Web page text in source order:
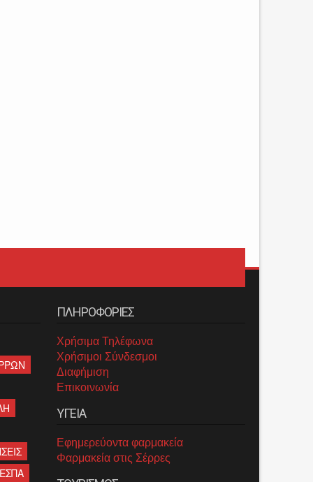
ΕΣΠΑ
ΠΛΗΡΟΦΟΡΙΕΣ
Χρήσιμα Τηλέφωνα
Χρήσιμοι Σύνδεσμοι
Διαφήμιση
Επικοινωνία
ΥΓΕΙΑ
Εφημερεύοντα φαρμακεία
Φαρμακεία στις Σέρρες